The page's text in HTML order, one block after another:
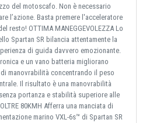
del motoscafo. Non è necessario
l’azione. Basta premere l'acceleratore
resto! OTTIMA MANEGGEVOLEZZA Lo
Spartan SR bilancia attentamente la
di guida davvero emozionante.
e un vano batteria migliorano
manovrabilità concentrando il peso
Il risultato è una manovrabilità
portanza e stabilità superiore alle
80KMH Afferra una manciata di
marino VXL-6s™ di Spartan SR